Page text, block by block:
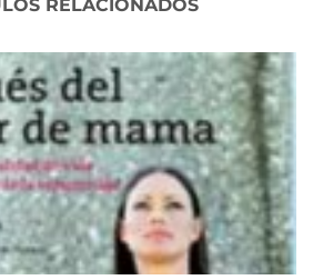
RELACIONADOS